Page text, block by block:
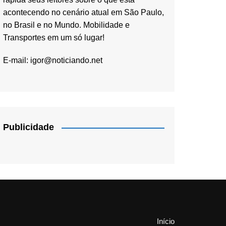
acontecendo no cenário atual em São Paulo,
no Brasil e no Mundo. Mobilidade e
Transportes em um só lugar!
E-mail: igor@noticiando.net
Publicidade
Início